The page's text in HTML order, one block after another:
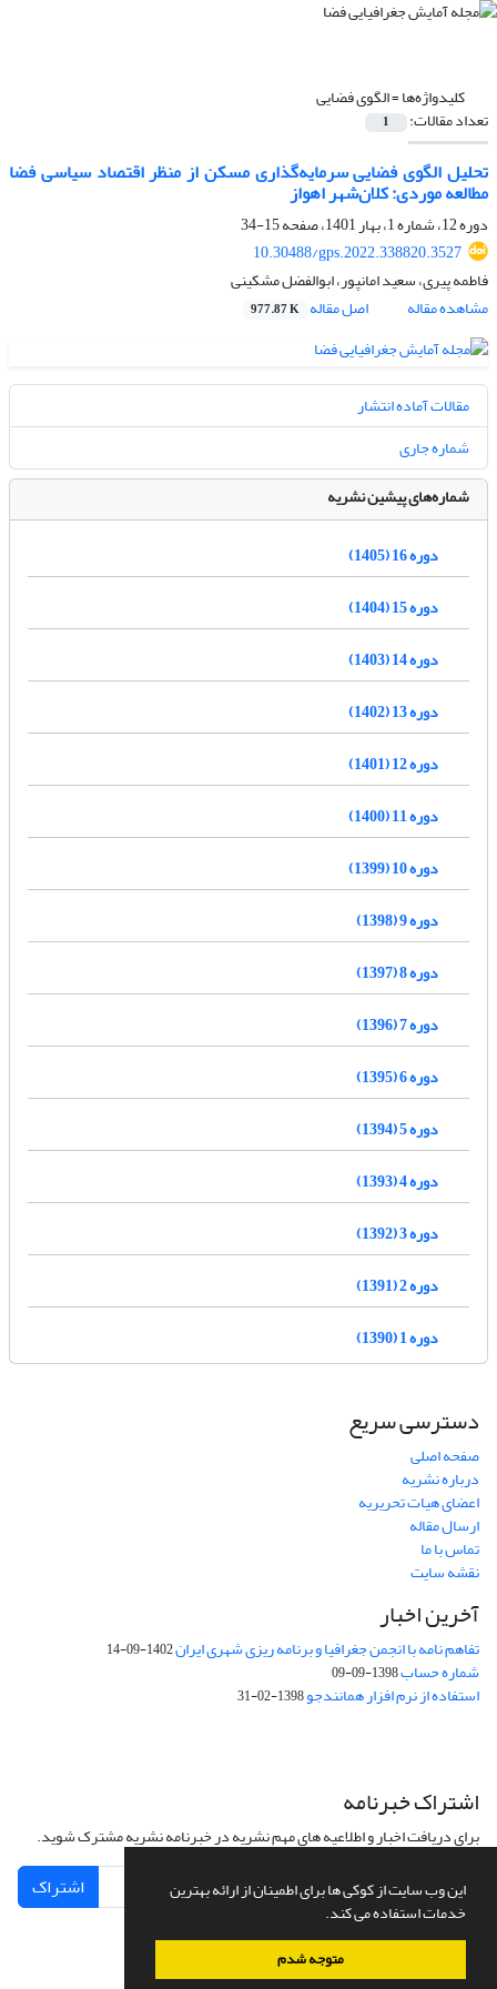
این وب سایت از کوکی ها برای اطمینان از ارائه بهترین
خدمات استفاده می کند.
متوجه شدم
کلیدواژه‌ها =الگوی فضایی
تعداد مقالات: 1
تحلیل الگوی فضایی سرمایه‌گذاری مسکن از منظر اقتصاد سیاسی فضا
مطالعه موردی: کلان‌شهر اهواز
دوره 12، شماره 1، بهار 1401، صفحه
15-34
10.30488/gps.2022.338820.3527
فاطمه پیری، سعید امانپور، ابوالفضل مشکینی
مشاهده مقاله
اصل مقاله 977.87 K
مقالات آماده انتشار
شماره جاری
شماره‌های پیشین نشریه
دوره 16 (1405)
دوره 15 (1404)
دوره 14 (1403)
دوره 13 (1402)
دوره 12 (1401)
دوره 11 (1400)
دوره 10 (1399)
دوره 9 (1398)
دوره 8 (1397)
دوره 7 (1396)
دوره 6 (1395)
دوره 5 (1394)
دوره 4 (1393)
دوره 3 (1392)
دوره 2 (1391)
دوره 1 (1390)
دسترسی سریع
صفحه اصلی
درباره نشریه
اعضای هیات تحریریه
ارسال مقاله
تماس با ما
نقشه سایت
آخرین اخبار
تفاهم نامه با انجمن جغرافیا و برنامه ریزی شهری ایران1402-09-14
شماره حساب1398-09-09
استفاده از نرم افزار همانندجو1398-02-31
اشتراک خبرنامه
برای دریافت اخبار و اطلاعیه های مهم نشریه در خبرنامه نشریه مشترک شوید.
اشتراک
سامانه مدیریت نشریات علمی.طراحی و پیاده سازی ازسیناوب